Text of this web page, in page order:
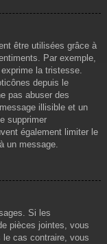
être utilisées grâce à
Par exemple,
la tristesse.
depuis le
pas abuser des
illisible et un
supprimer
également limiter le
un message.
Si les
pièces jointes, vous
le cas contraire, vous